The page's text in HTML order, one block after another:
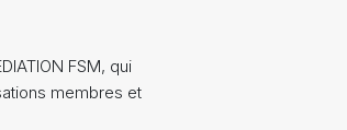
FSM, qui
membres et